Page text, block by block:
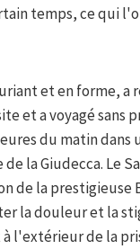
temps, ce qui
et en forme, a
et a voyagé
du matin
la Giudecca. Le
de la prestigieuse
la douleur et la
l'extérieur de la